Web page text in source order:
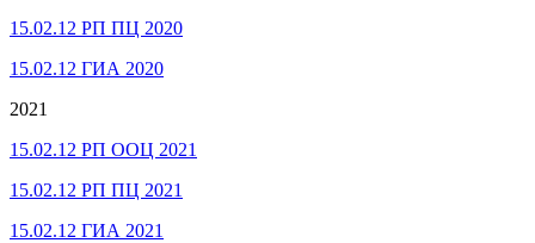
15.02.12 РП ПЦ 2020
15.02.12 ГИА 2020
2021
15.02.12 РП ООЦ 2021
15.02.12 РП ПЦ 2021
15.02.12 ГИА 2021